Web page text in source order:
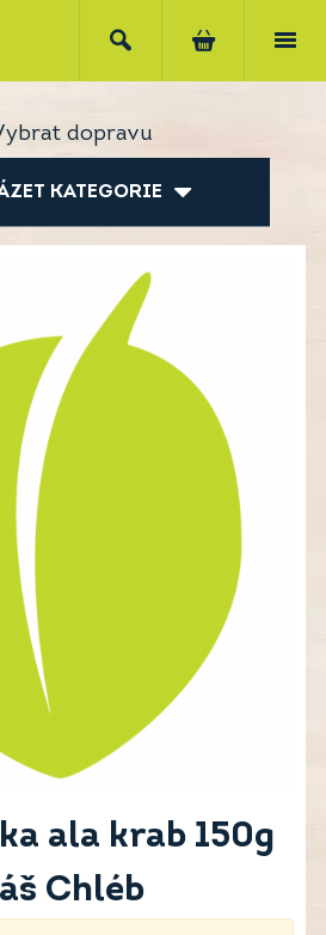
dopravu
KATEGORIE
ala krab 150g
Chléb